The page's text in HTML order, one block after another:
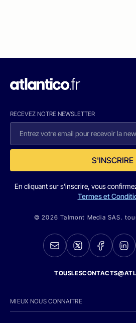
RECEVEZ NOTRE NEWSLETTER
S'INSCRIRE
En cliquant sur s'inscrire, vous
Termes et
© 2026 Talmont Media SAS.
MIEUX NOUS CONNAITRE